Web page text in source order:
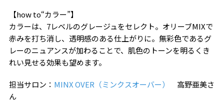
【how to“カラー”】
カラーは、7レベルのグレージュをセレクト。オリーブMIXで
赤みを打ち消し、透明感のある仕上がりに。無彩色であるグ
レーのニュアンスが加わることで、肌色のトーンを明るくき
れい見せる効果も望めます。
担当サロン： MINX OVER（ミンクスオーバー）
高野亜美さ
ん